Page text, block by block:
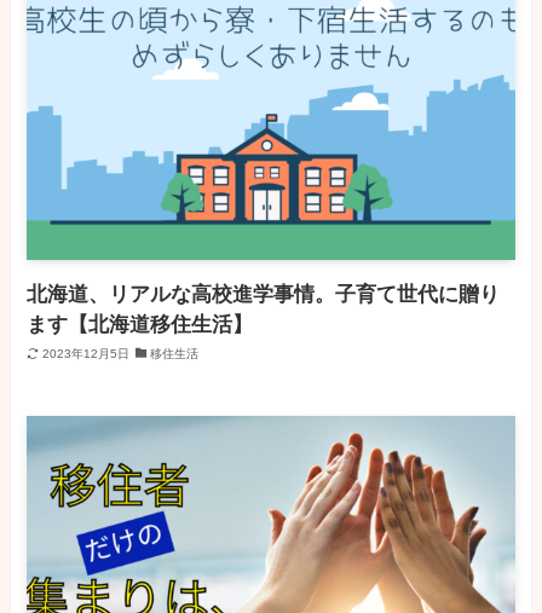
北海道、リアルな高校進学事情。子育て世代に贈り
ます【北海道移住生活】
2023年12月5日 移住生活